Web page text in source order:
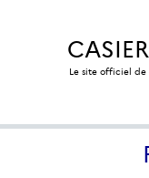
Le site officiel